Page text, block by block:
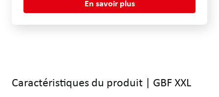
En savoir plus
Caractéristiques du produit | GBF XXL